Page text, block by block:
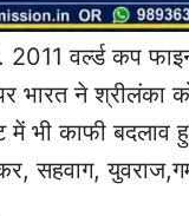
वर्ल्ड कप
भारत ने श्रीलंका
भी काफी बदलाव
सहवाग,